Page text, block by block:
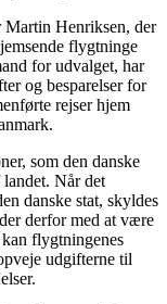
Henriksen, der
flygtninge
for udvalget, har
og besparelser for
rejser hjem
som den danske
Når det
danske stat, skyldes
derfor med at være
flygtningenes
udgifterne til